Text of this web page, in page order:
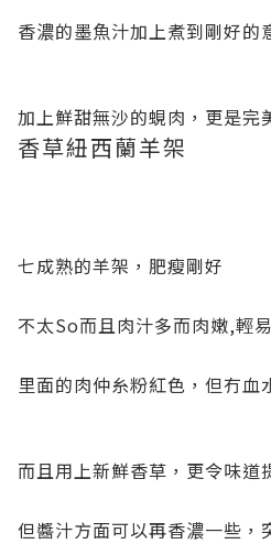
香濃的墨魚汁加上煮到剛好的
加上鮮甜無沙的蜆肉，更是完
香草紐西蘭羊架
七成熟的羊架，肥瘦剛好
不太So而且肉汁多而肉嫩,輕
里面的肉仲糸粉紅色，但冇血
而且用上新鮮香草，更令味道
但醬汁方面可以再香濃一些，